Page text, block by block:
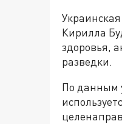
Кирилла
здоровья,
разведки.
По данным